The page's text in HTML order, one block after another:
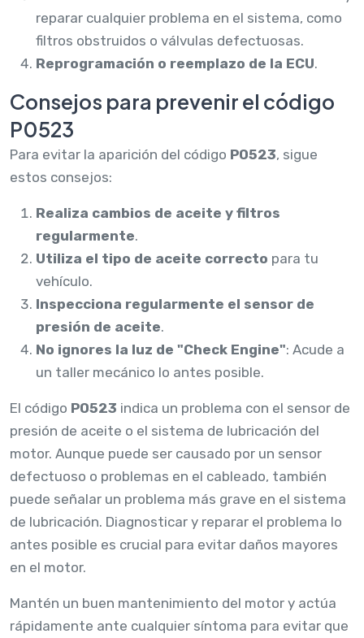
reparar cualquier problema en el sistema, como
filtros obstruidos o válvulas defectuosas.
Reprogramación o reemplazo de la ECU.
Consejos para prevenir el código
P0523
Para evitar la aparición del código P0523, sigue
estos consejos:
Realiza cambios de aceite y filtros
regularmente.
Utiliza el tipo de aceite correcto para tu
vehículo.
Inspecciona regularmente el sensor de
presión de aceite.
No ignores la luz de "Check Engine": Acude a
un taller mecánico lo antes posible.
El código P0523 indica un problema con el sensor de
presión de aceite o el sistema de lubricación del
motor. Aunque puede ser causado por un sensor
defectuoso o problemas en el cableado, también
puede señalar un problema más grave en el sistema
de lubricación. Diagnosticar y reparar el problema lo
antes posible es crucial para evitar daños mayores
en el motor.
Mantén un buen mantenimiento del motor y actúa
rápidamente ante cualquier síntoma para evitar que